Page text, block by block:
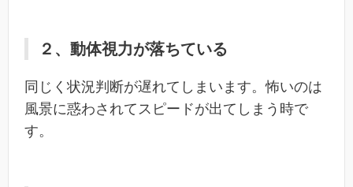
２、動体視力が落ちている
同じく状況判断が遅れてしまいます。怖いのは
風景に惑わされてスピードが出てしまう時で
す。